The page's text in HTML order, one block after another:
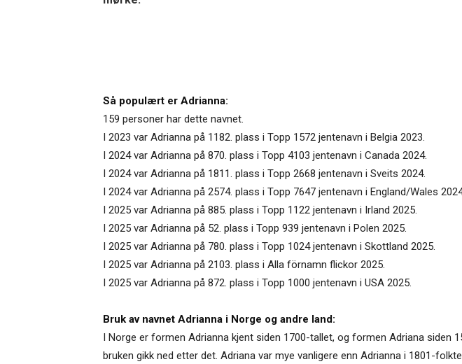
Så populært er Adrianna:
159 personer har dette navnet.
I 2023 var Adrianna på 1182. plass i Topp 1572 jentenavn i Belgia 2023.
I 2024 var Adrianna på 870. plass i Topp 4103 jentenavn i Canada 2024.
I 2024 var Adrianna på 1811. plass i Topp 2668 jentenavn i Sveits 2024.
I 2024 var Adrianna på 2574. plass i Topp 7647 jentenavn i England/Wales
I 2025 var Adrianna på 885. plass i Topp 1122 jentenavn i Irland 2025.
I 2025 var Adrianna på 52. plass i Topp 939 jentenavn i Polen 2025.
I 2025 var Adrianna på 780. plass i Topp 1024 jentenavn i Skottland 2025.
I 2025 var Adrianna på 2103. plass i Alla förnamn flickor 2025.
I 2025 var Adrianna på 872. plass i Topp 1000 jentenavn i USA 2025.
Bruk av navnet Adrianna i Norge og andre land:
I Norge er formen Adrianna kjent siden 1700-tallet, og formen Adriana siden
bruken gikk ned etter det. Adriana var mye vanligere enn Adrianna i 1801-